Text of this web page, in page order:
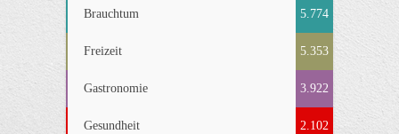
Brauchtum 5.774
Freizeit 5.353
Gastronomie 3.922
Gesundheit 2.102